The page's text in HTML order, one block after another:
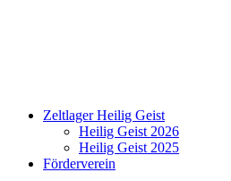
Zeltlager Heilig Geist
Heilig Geist 2026
Heilig Geist 2025
Förderverein